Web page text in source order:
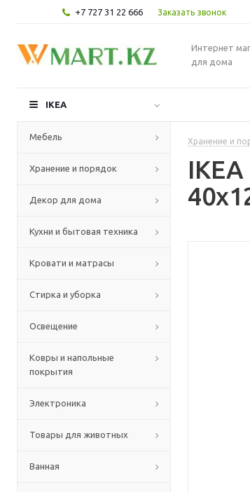
+7 727 31 22 666 Заказать звонок
Интернет
для дома
IKEA
Мебель
Хранение и порядок
Декор для дома
Кухни и бытовая техника
Кровати и матрасы
Стирка и уборка
Освещение
Ковры и напольные
покрытия
Электроника
Товары для животных
Ванная
Хранение и